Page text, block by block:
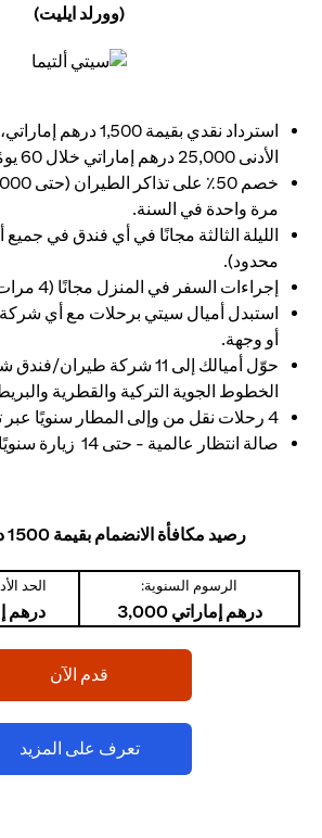
(وورلد ايليت)
استرداد نقدي بقيمة
الأدنى 25,000 درهم إماراتي خلال 60 يومًا.
مرة واحدة في السنة.
الليلة الثالثة مجانًا في أي فندق في جميع
محدود).
إجراءات السفر في المنزل مجانًا (4 مرات في السنة).
استبدل أميال سيتي برحلات مع أي
أو وجهة.
حوّل أميالك إلى 11 شركة
الخطوط الجوية التركية والقطرية
4 رحلات نقل من وإلى المطار سنويًا عبر تطبيق كريم.
صالة انتظار عالمية - حتى 14 زيارة سنويًا.
رصيد مكافأة الانضمام بقيمة 1500 درهمًا إماراتيًا
الرسوم السنوية:
درهم إماراتي 3,000
الحد
درهم
قدم الآن
تعرف على المزيد